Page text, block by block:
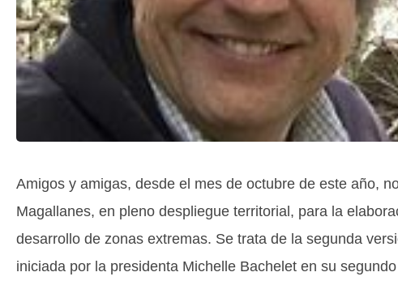
Amigos y amigas, desde el mes de octubre de este año,
Magallanes, en pleno despliegue territorial, para la
desarrollo de zonas extremas. Se trata de la segunda
iniciada por la presidenta Michelle Bachelet en su